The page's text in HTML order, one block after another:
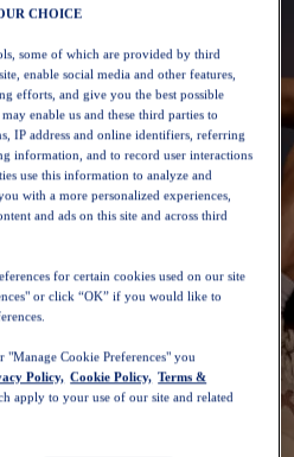
CHOICE
some of which are provided by third
enable social media and other features,
efforts, and give you the best possible
enable us and these third parties to
IP address and online identifiers, referring
information, and to record user interactions
use this information to analyze and
with a more personalized experiences,
and ads on this site and across third
for certain cookies used on our site
or click “OK” if you would like to
Cookie Preferences" you
Policy, Cookie Policy, Terms &
apply to your use of our site and related